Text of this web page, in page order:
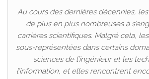
Au cours des dernières décennies,
de plus en plus nombreuses à
carrières scientifiques. Malgré cela,
sous-représentées dans certains
sciences de l’ingénieur et les
l’information, et elles rencontrent